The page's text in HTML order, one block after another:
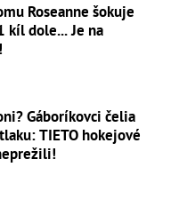
Roseanne šokuje
kíl dole... Je na
Gáboríkovci čelia
TIETO hokejové